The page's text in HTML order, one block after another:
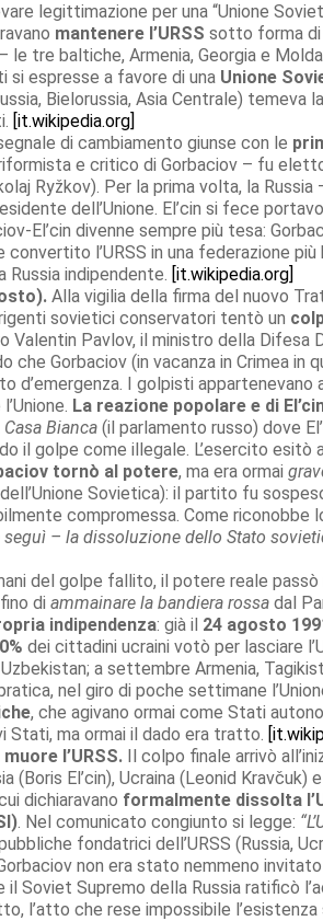
legittimazione per una “Unione
mantenere l’URSS sotto forma di
tre baltiche, Armenia, Georgia e
si espresse a favore di una Unione
Bielorussia, Asia Centrale) temeva
[it.wikipedia.org]
di cambiamento giunse con le
e critico di Gorbaciov – fu
Ryžkov). Per la prima volta, la Russia
dell’Unione. El’cin si fece
El’cin divenne sempre più tesa:
l’URSS in una federazione
Russia indipendente. [it.wikipedia.org]
Alla vigilia della firma del nuovo
sovietici conservatori tentò un
Valentin Pavlov, il ministro della Difesa
che Gorbaciov (in vacanza in Crimea in
I golpisti appartenevano
La reazione popolare e di
Casa Bianca (il parlamento russo) dove
il golpe come illegale. L’esercito
tornò al potere, ma era ormai
Sovietica): il partito fu
compromessa. Come riconobbe
– la dissoluzione dello Stato
del golpe fallito, il potere reale
di ammainare la bandiera rossa dal
indipendenza: già il 24 agosto
dei cittadini ucraini votò per lasciare
a settembre Armenia,
nel giro di poche settimane
, che agivano ormai come Stati
Stati, ma ormai il dado era tratto.
l’URSS. Il colpo finale arrivò
(Boris El’cin), Ucraina (Leonid
dichiaravano formalmente dissolta
. Nel comunicato congiunto si legge:
fondatrici dell’URSS (Russia,
non era stato nemmeno
il Soviet Supremo della Russia ratificò
l’atto che rese impossibile l’esistenza